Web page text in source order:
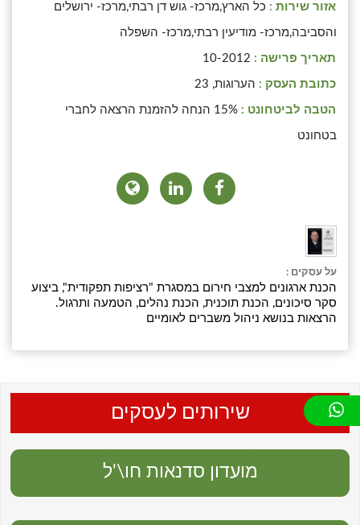
אזור שירות : כל הארץ,מרכז- גוש דן רבתי,מרכז- ירושלים
והסביבה,מרכז- מודיעין רבתי,מרכז- השפלה
תאריך פרישה : 10-2012
כתובת העסק : הערוגות, 23
הטבה לביטחונט : 15% הנחה להזמנת הרצאה לחברי
בטחונט
על עסקים :
הכנת ארגונים למצבי חירום במסגרת "רציפות תפקודית", ביצוע
סקר סיכונים, הכנת תוכנית, הכנת נהלים, הטמעה ותרגול.
הרצאות בנושא ניהול משברים לאומיים
שירותים לעסקים
מועדון סדנאות חו\'ל